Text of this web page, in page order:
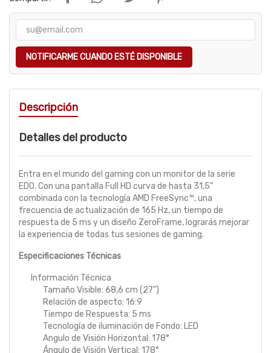
NOTIFICARME CUANDO ESTÉ DISPONIBLE
Descripción
Detalles del producto
Entra en el mundo del gaming con un monitor de la serie
ED0. Con una pantalla Full HD curva de hasta 31,5"
combinada con la tecnología AMD FreeSync™, una
frecuencia de actualización de 165 Hz, un tiempo de
respuesta de 5 ms y un diseño ZeroFrame, lograrás mejorar
la experiencia de todas tus sesiones de gaming.
Especificaciones Técnicas
Información Técnica
Tamaño Visible: 68,6 cm (27")
Relación de aspecto: 16:9
Tiempo de Respuesta: 5 ms
Tecnología de iluminación de Fondo: LED
Angulo de Visión Horizontal: 178°
Ángulo de Visión Vertical: 178°